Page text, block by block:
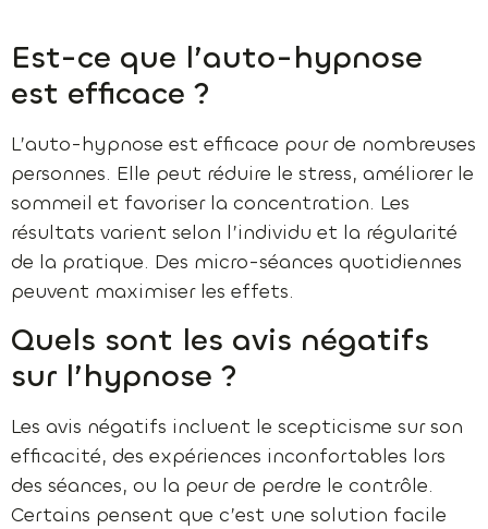
Est-ce que l’auto-hypnose
est efficace ?
L’auto-hypnose est efficace pour de nombreuses
personnes. Elle peut réduire le stress, améliorer le
sommeil et favoriser la concentration. Les
résultats varient selon l’individu et la régularité
de la pratique. Des micro-séances quotidiennes
peuvent maximiser les effets.
Quels sont les avis négatifs
sur l’hypnose ?
Les avis négatifs incluent le scepticisme sur son
efficacité, des expériences inconfortables lors
des séances, ou la peur de perdre le contrôle.
Certains pensent que c’est une solution facile